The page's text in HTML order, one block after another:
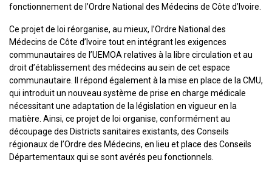
fonctionnement de l’Ordre National des Médecins de Côte d’Ivoire.
Ce projet de loi réorganise, au mieux, l’Ordre National des
Médecins de Côte d’Ivoire tout en intégrant les exigences
communautaires de l’UEMOA relatives à la libre circulation et au
droit d’établissement des médecins au sein de cet espace
communautaire. Il répond également à la mise en place de la CMU,
qui introduit un nouveau système de prise en charge médicale
nécessitant une adaptation de la législation en vigueur en la
matière. Ainsi, ce projet de loi organise, conformément au
découpage des Districts sanitaires existants, des Conseils
régionaux de l’Ordre des Médecins, en lieu et place des Conseils
Départementaux qui se sont avérés peu fonctionnels.